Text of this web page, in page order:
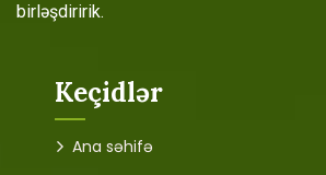
birləşdiririk.
Keçidlər
Ana səhifə